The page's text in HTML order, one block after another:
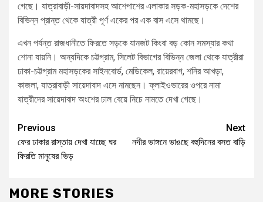
গেছে। যাত্রাবাড়ী-সায়দাবাদসহ আশেপাশের এলাকার সড়ক-মহাসড়কে দেশের
বিভিন্ন প্রান্ত থেকে যাত্রী পূর্ণ একের পর এক বাস এসে থামছে।
এখন পর্যন্ত রাজধানীতে ফিরতে সড়কে যানজট কিংবা বড় কোন সমস্যার কথা
শোনা যায়নি। অন্যদিকে চট্টগ্রাম, সিলেট বিভাগের বিভিন্ন জেলা থেকে যাত্রীরা
ঢাকা-চট্টগ্রাম মহাসড়কের সাইনবোর্ড, মেডিকেল, রায়েরবাগ, শনির আখড়া,
কাজলা, যাত্রাবাড়ী সায়েদাবাদ এসে নামছেন। ফ্লাইওভারের ওপরে নামা
যাত্রীদের সায়েদাবাদ অংশের ঢাল বেয়ে নিচে নামতে দেখা গেছে।
Previous
ফের ঢাকার রাস্তায় দেখা যাচ্ছে ঘর
ফিরতি মানুষের ভিড়
Next
নদীর ভাঙ্গনে ভাঙছে বহুদিনের বসত বাড়ি
MORE STORIES